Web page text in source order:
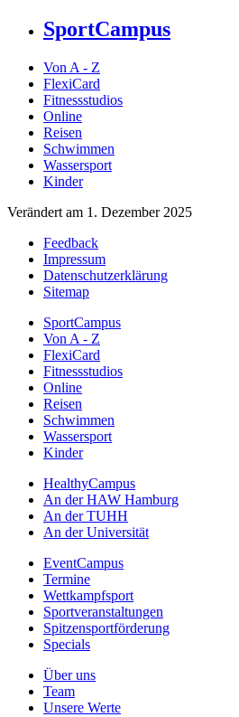
SportCampus
Von A - Z
FlexiCard
Fitnessstudios
Online
Reisen
Schwimmen
Wassersport
Kinder
Verändert am 1. Dezember 2025
Feedback
Impressum
Datenschutzerklärung
Sitemap
SportCampus
Von A - Z
FlexiCard
Fitnessstudios
Online
Reisen
Schwimmen
Wassersport
Kinder
HealthyCampus
An der HAW Hamburg
An der TUHH
An der Universität
EventCampus
Termine
Wettkampfsport
Sportveranstaltungen
Spitzensportförderung
Specials
Über uns
Team
Unsere Werte